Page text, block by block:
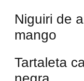
Niguiri de
mango
Tartaleta